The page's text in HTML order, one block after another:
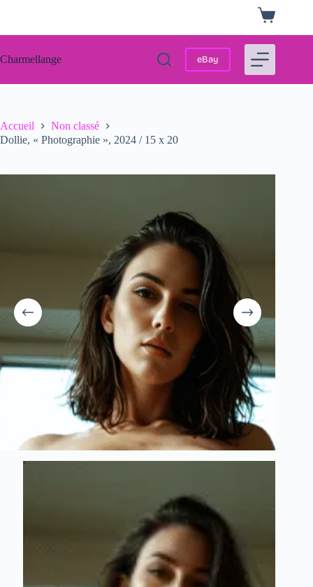
Panier
d’achat
Charmellange eBay
Accueil
Non classé
Dollie, « Photographie », 2024 / 15 x 20